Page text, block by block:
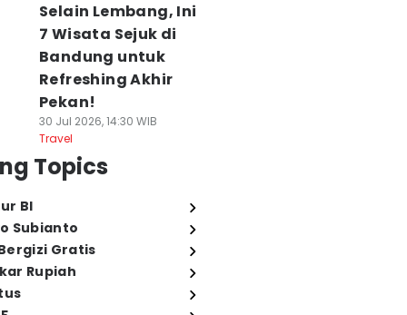
Selain Lembang, Ini
7 Wisata Sejuk di
Bandung untuk
Refreshing Akhir
Pekan!
30 Jul 2026, 14:30 WIB
Travel
Topics
BI
Subianto
Gratis
Rupiah